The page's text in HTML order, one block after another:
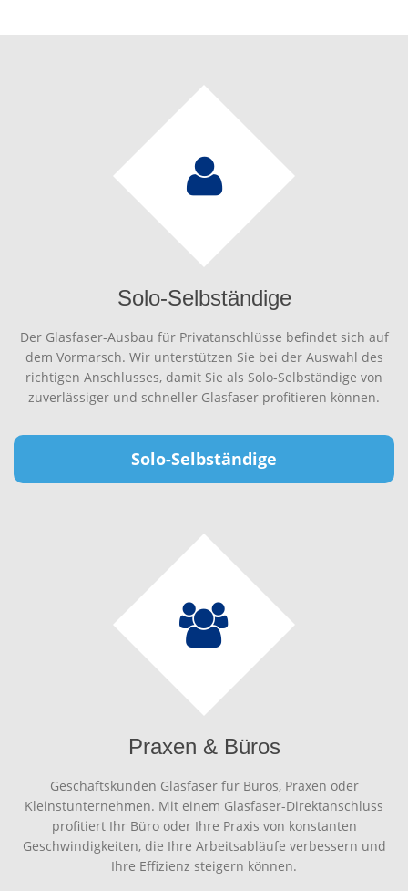
Solo-Selbständige
Der Glasfaser-Ausbau für Privatanschlüsse befindet sich auf
dem Vormarsch. Wir unterstützen Sie bei der Auswahl des
richtigen Anschlusses, damit Sie als Solo-Selbständige von
zuverlässiger und schneller Glasfaser profitieren können.
Solo-Selbständige
Praxen & Büros
Geschäftskunden Glasfaser für Büros, Praxen oder
Kleinstunternehmen. Mit einem Glasfaser-Direktanschluss
profitiert Ihr Büro oder Ihre Praxis von konstanten
Geschwindigkeiten, die Ihre Arbeitsabläufe verbessern und
Ihre Effizienz steigern können.